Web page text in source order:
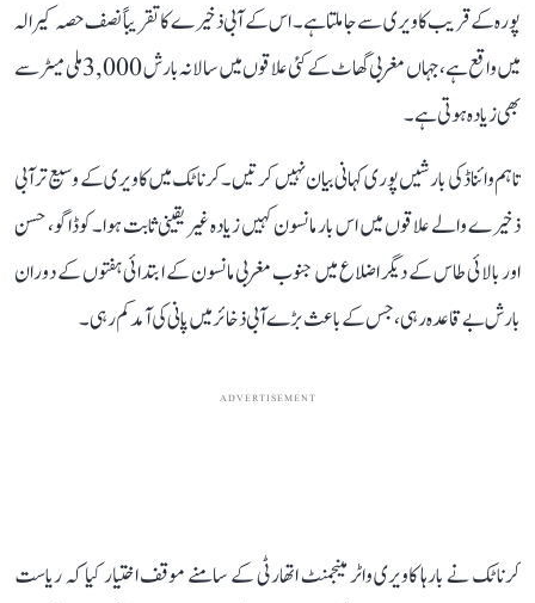
پورہ کے قریب کاویری سے جا ملتا ہے۔ اس کے آبی ذخیرے کا تقریباً نصف حصہ کیرالہ
میں واقع ہے، جہاں مغربی گھاٹ کے کئی علاقوں میں سالانہ بارش 3,000 ملی میٹر سے
بھی زیادہ ہوتی ہے۔
تاہم وائناڈ کی بارشیں پوری کہانی بیان نہیں کرتیں۔ کرناٹک میں کاویری کے وسیع تر آبی
ذخیرے والے علاقوں میں اس بار مانسون کہیں زیادہ غیر یقینی ثابت ہوا۔ کوڈاگو، حسن
اور بالائی طاس کے دیگر اضلاع میں جنوب مغربی مانسون کے ابتدائی ہفتوں کے دوران
بارش بے قاعدہ رہی، جس کے باعث بڑے آبی ذخائر میں پانی کی آمد کم رہی۔
ADVERTISEMENT
کرناٹک نے بارہا کاویری واٹر مینجمنٹ اتھارٹی کے سامنے موقف اختیار کیا کہ ریاست